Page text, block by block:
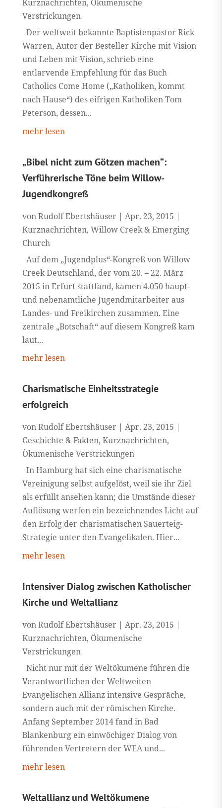
Kurznachrichten, Ökumenische
Verstrickungen
Der weltweit bekannte Baptistenpastor Rick
Warren, Autor der Besteller Kirche mit Vision
und Leben mit Vision, schrieb eine
entlarvende Empfehlung für das Buch
Catholics Come Home („Katholiken, kommt
nach Hause“) des eifrigen Katholiken Tom
Peterson, dessen...
mehr lesen
„Bibel nicht zum Götzen machen“:
Verführerische Töne beim Willow-
Jugendkongreß
vonRudolf Ebertshäuser | Apr. 23, 2015 |
Kurznachrichten, Willow Creek & Emerging
Church
Auf dem „Jugendplus“-Kongreß von Willow
Creek Deutschland, der vom 20. – 22. März
2015 in Erfurt stattfand, kamen 4.050 haupt-
und nebenamtliche Jugendmitarbeiter aus
Landes- und Freikirchen zusammen. Eine
zentrale „Botschaft“ auf diesem Kongreß kam
laut...
mehr lesen
Charismatische Einheitsstrategie
erfolgreich
vonRudolf Ebertshäuser | Apr. 23, 2015 |
Geschichte & Fakten, Kurznachrichten,
Ökumenische Verstrickungen
In Hamburg hat sich eine charismatische
Vereinigung selbst aufgelöst, weil sie ihr Ziel
als erfüllt ansehen kann; die Umstände dieser
Auflösung werfen ein bezeichnendes Licht auf
den Erfolg der charismatischen Sauerteig-
Strategie unter den Evangelikalen. Hier...
mehr lesen
Intensiver Dialog zwischen Katholischer
Kirche und Weltallianz
vonRudolf Ebertshäuser | Apr. 23, 2015 |
Kurznachrichten, Ökumenische
Verstrickungen
Nicht nur mit der Weltökumene führen die
Verantwortlichen der Weltweiten
Evangelischen Allianz intensive Gespräche,
sondern auch mit der römischen Kirche.
Anfang September 2014 fand in Bad
Blankenburg ein einwöchiger Dialog von
führenden Vertretern der WEA und...
mehr lesen
Weltallianz und Weltökumene